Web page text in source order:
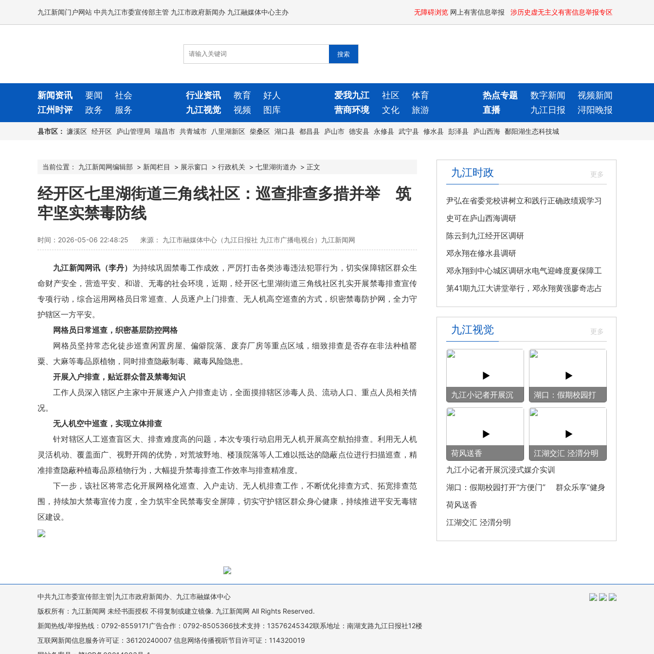
九江新闻门户网站 中共九江市委宣传部主管 九江市政府新闻办 九江融媒体中心主办 无障碍浏览 网上有害信息举报 涉历史虚无主义有害信息举报专区
新闻资讯 要闻 社会 行业资讯 教育 好人 爱我九江 社区 体育 热点专题 数字新闻
视频新闻
江州时评
政务 服务 九江视觉 视频 图库 营商环境 文化 旅游 直播 九江日报 浔阳晚报
县市区： 濂溪区 经开区 庐山管理局 瑞昌市 共青城市 八里湖新区 柴桑区 湖口县 都昌县 庐山市 德安县 永修县 武宁县 修水县 彭泽县 庐山西海 鄱阳湖生态科技城
当前位置： 九江新闻网编辑部 > 新闻栏目 > 展示窗口 > 行政机关 > 七里湖街道办 > 正文
经开区七里湖街道三角线社区：巡查排查多措并举 筑
牢坚实禁毒防线
时间：2026-05-06 22:48:25 来源： 九江市融媒体中心（九江日报社 九江市广播电视台）九江新闻网
九江新闻网讯 （李丹） 为持续巩固禁毒工作成效，严厉打击各类涉毒违法犯罪行为，切实保障辖区群众生
命财产安全，营造平安、和谐、无毒的社会环境，近期，经开区七里湖街道三角线社区扎实开展禁毒排查宣传
专项行动，综合运用网格员日常巡查、人员逐户上门排查、无人机高空巡查的方式，织密禁毒防护网，全力守
护辖区一方平安。
网格员日常巡查，织密基层防控网格
网格员坚持常态化徒步巡查闲置房屋、偏僻院落、废弃厂房等重点区域，细致排查是否存在非法种植罂
粟、大麻等毒品原植物，同时排查隐蔽制毒、藏毒风险隐患。
开展入户排查，贴近群众普及禁毒知识
工作人员深入辖区户主家中开展逐户入户排查走访，全面摸排辖区涉毒人员、流动人口、重点人员相关情
况。
无人机空中巡查，实现立体排查
针对辖区人工巡查盲区大、排查难度高的问题，本次专项行动启用无人机开展高空航拍排查。利用无人机
灵活机动、覆盖面广、视野开阔的优势，对荒坡野地、楼顶院落等人工难以抵达的隐蔽点位进行扫描巡查，精
准排查隐蔽种植毒品原植物行为，大幅提升禁毒排查工作效率与排查精准度。
下一步，该社区将常态化开展网格化巡查、入户走访、无人机排查工作，不断优化排查方式、拓宽排查范
围，持续加大禁毒宣传力度，全力筑牢全民禁毒安全屏障，切实守护辖区群众身心健康，持续推进平安无毒辖
区建设。
九江时政
尹弘在省委党校讲树立和践行正确政绩观学习
教育专题党课
史可在庐山西海调研
陈云到九江经开区调研
邓永翔在修水县调研
邓永翔到中心城区调研水电气迎峰度夏保障工
作
第41期九江大讲堂举行，邓永翔黄强廖奇志占
勇出席
九江视觉
九江小记者开展沉
浸式媒介实训
湖口：假期校园打
开“方便门” 群众
荷风送香
‌江湖交汇 泾渭分明‌
九江小记者开展沉浸式媒介实训
湖口：假期校园打开“方便门” 群众乐享“健身
圈”
荷风送香
‌江湖交汇 泾渭分明‌
中共九江市委宣传部主管|九江市政府新闻办、九江市融媒体中心
版权所有：九江新闻网 未经书面授权 不得复制或建立镜像. 九江新闻网 All Rights Reserved.
新闻热线/举报热线：0792-8559171广告合作：0792-8505366技术支持：13576245342联系地址：南湖支路九江日报社12楼
互联网新闻信息服务许可证：36120240007 信息网络传播视听节目许可证：114320019